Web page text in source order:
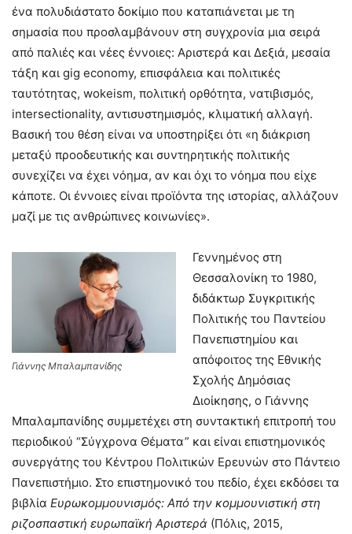
ένα πολυδιάστατο δοκίμιο που καταπιάνεται με τη
σημασία που προσλαμβάνουν στη συγχρονία μια σειρά
από παλιές και νέες έννοιες: Αριστερά και Δεξιά, μεσαία
τάξη και gig economy, επισφάλεια και πολιτικές
ταυτότητας, wokeism, πολιτική ορθότητα, νατιβισμός,
intersectionality, αντισυστημισμός, κλιματική αλλαγή.
Βασική του θέση είναι να υποστηρίξει ότι «η διάκριση
μεταξύ προοδευτικής και συντηρητικής πολιτικής
συνεχίζει να έχει νόημα, αν και όχι το νόημα που είχε
κάποτε. Οι έννοιες είναι προϊόντα της ιστορίας, αλλάζουν
μαζί με τις ανθρώπινες κοινωνίες».
Γιάννης Μπαλαμπανίδης
Γεννημένος στη
Θεσσαλονίκη το 1980,
διδάκτωρ Συγκριτικής
Πολιτικής του Παντείου
Πανεπιστημίου και
απόφοιτος της Εθνικής
Σχολής Δημόσιας
Διοίκησης, ο Γιάννης
Μπαλαμπανίδης συμμετέχει στη συντακτική επιτροπή του
περιοδικού “Σύγχρονα Θέματα” και είναι επιστημονικός
συνεργάτης του Κέντρου Πολιτικών Ερευνών στο Πάντειο
Πανεπιστήμιο. Στο επιστημονικό του πεδίο, έχει εκδόσει τα
βιβλία Ευρωκομμουνισμός: Από την κομμουνιστική στη
ριζοσπαστική ευρωπαϊκή Αριστερά (Πόλις, 2015,